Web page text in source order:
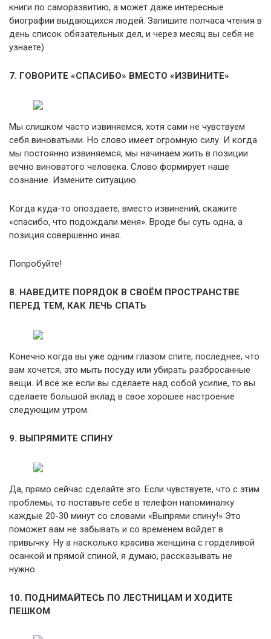
книги по саморазвитию, а может даже интересные
биографии выдающихся людей. Запишите полчаса чтения в
день список обязательных дел, и через месяц вы себя не
узнаете)
7. ГОВОРИТЕ «СПАСИБО» ВМЕСТО «ИЗВИНИТЕ»
Мы слишком часто извиняемся, хотя сами не чувствуем
себя виноватыми. Но слово имеет огромную силу. И когда
мы постоянно извиняемся, мы начинаем жить в позиции
вечно виноватого человека. Слово формирует наше
сознание. Измените ситуацию.
Когда куда-то опоздаете, вместо извинений, скажите
«спасибо, что подождали меня». Вроде бы суть одна, а
позиция совершенно иная.
Попробуйте!
8. НАВЕДИТЕ ПОРЯДОК В СВОЁМ ПРОСТРАНСТВЕ
ПЕРЕД ТЕМ, КАК ЛЕЧЬ СПАТЬ
Конечно когда вы уже одним глазом спите, последнее, что
вам хочется, это мыть посуду или убирать разбросанные
вещи. И всё же если вы сделаете над собой усилие, то вы
сделаете большой вклад в свое хорошее настроение
следующим утром.
9. ВЫПРЯМИТЕ СПИНУ
Да, прямо сейчас сделайте это. Если чувствуете, что с этим
проблемы, то поставьте себе в телефон напоминалку
каждые 20-30 минут со словами «Выпрями спину!» Это
поможет вам не забывать и со временем войдет в
привычку. Ну а насколько красива женщина с горделивой
осанкой и прямой спиной, я думаю, рассказывать не
нужно.
10. ПОДНИМАЙТЕСЬ ПО ЛЕСТНИЦАМ И ХОДИТЕ
ПЕШКОМ